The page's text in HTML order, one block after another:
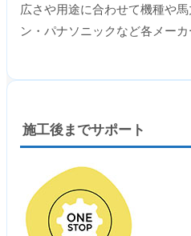
広さや用途に合わせて機種や
ン・パナソニックなど各メーカ
施工後までサポート